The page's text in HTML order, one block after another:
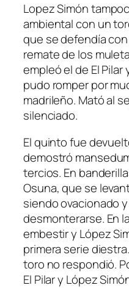
Lopez Simón
ambiental con un
que se defendía
remate de los
empleó el de El Pilar
pudo romper por
madrileño. Mató al
silenciado.
El quinto fue
demostró
tercios. En
Osuna, que se
siendo ovacionado
desmonterarse. En
embestir y López
primera serie
toro no respondió.
El Pilar y López